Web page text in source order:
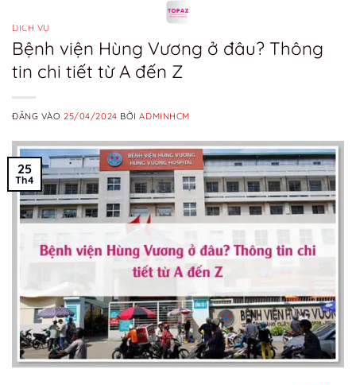
qua
nội
dung
DỊCH VỤ
Bệnh viện Hùng Vương ở đâu? Thông
tin chi tiết từ A đến Z
ĐĂNG VÀO25/04/2024 BỞIADMINHCM
25
Th4